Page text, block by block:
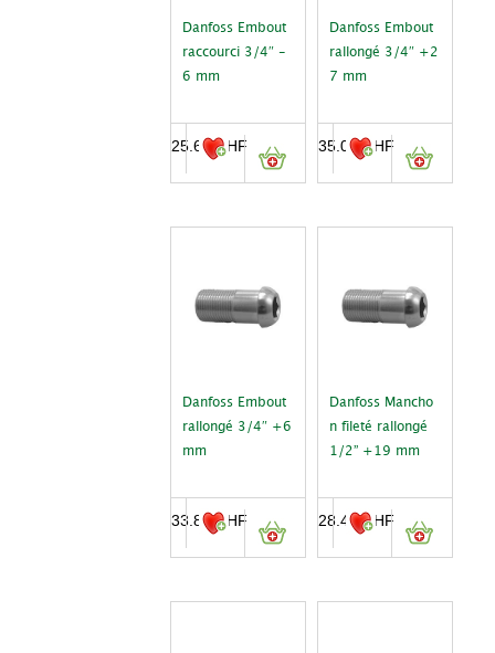
Danfoss Embout
raccourci 3/4″ -
6 mm
25.60CHF
Danfoss Embout
rallongé 3/4″ +2
7 mm
35.00CHF
Danfoss Embout
rallongé 3/4″ +6
mm
33.80CHF
Danfoss Mancho
n fileté rallongé
1/2” +19 mm
28.40CHF